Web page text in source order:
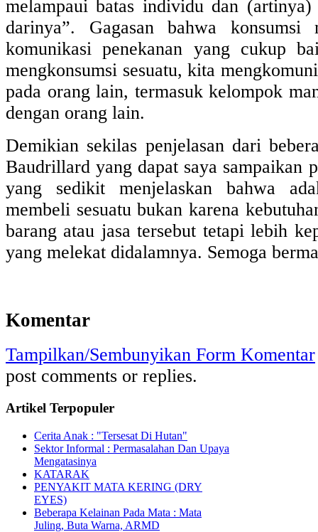
melampaui batas individu dan
darinya”. Gagasan bahwa konsumsi
komunikasi penekanan yang cukup
mengkonsumsi sesuatu, kita
pada orang lain, termasuk kelompok
dengan orang lain.
Demikian sekilas penjelasan dari
Baudrillard yang dapat saya sampaikan
yang sedikit menjelaskan bahwa
membeli sesuatu bukan karena
barang atau jasa tersebut tetapi lebih
yang melekat didalamnya. Semoga
Komentar
Tampilkan/Sembunyikan Form Komentar
post comments or replies.
Artikel Terpopuler
Cerita Anak : "Tersesat Di Hutan"
Sektor Informal : Permasalahan Dan Upaya
Mengatasinya
KATARAK
PENYAKIT MATA KERING (DRY
EYES)
Beberapa Kelainan Pada Mata : Mata
Juling, Buta Warna, ARMD